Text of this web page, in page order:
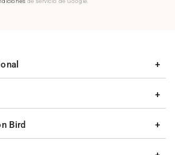
Bird